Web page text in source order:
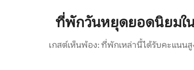
ที่พักวันหยุดยอดนิยมใ
เกสต์เห็นพ้อง: ที่พักเหล่านี้ได้รับคะแนน